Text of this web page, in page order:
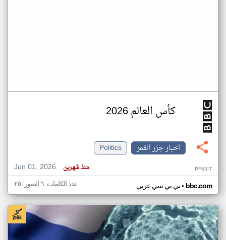
كأس العالم 2026
اخبار جزر القمر
Politics
Jun 01, 2026
منذ شهرين PF63IT
بي بي سي عربي• bbc.com عدد الكلمات: ٦ الصور: ٢٥